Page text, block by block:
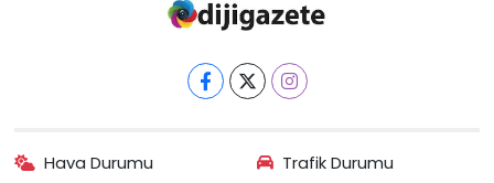
Hava Durumu Trafik Durumu